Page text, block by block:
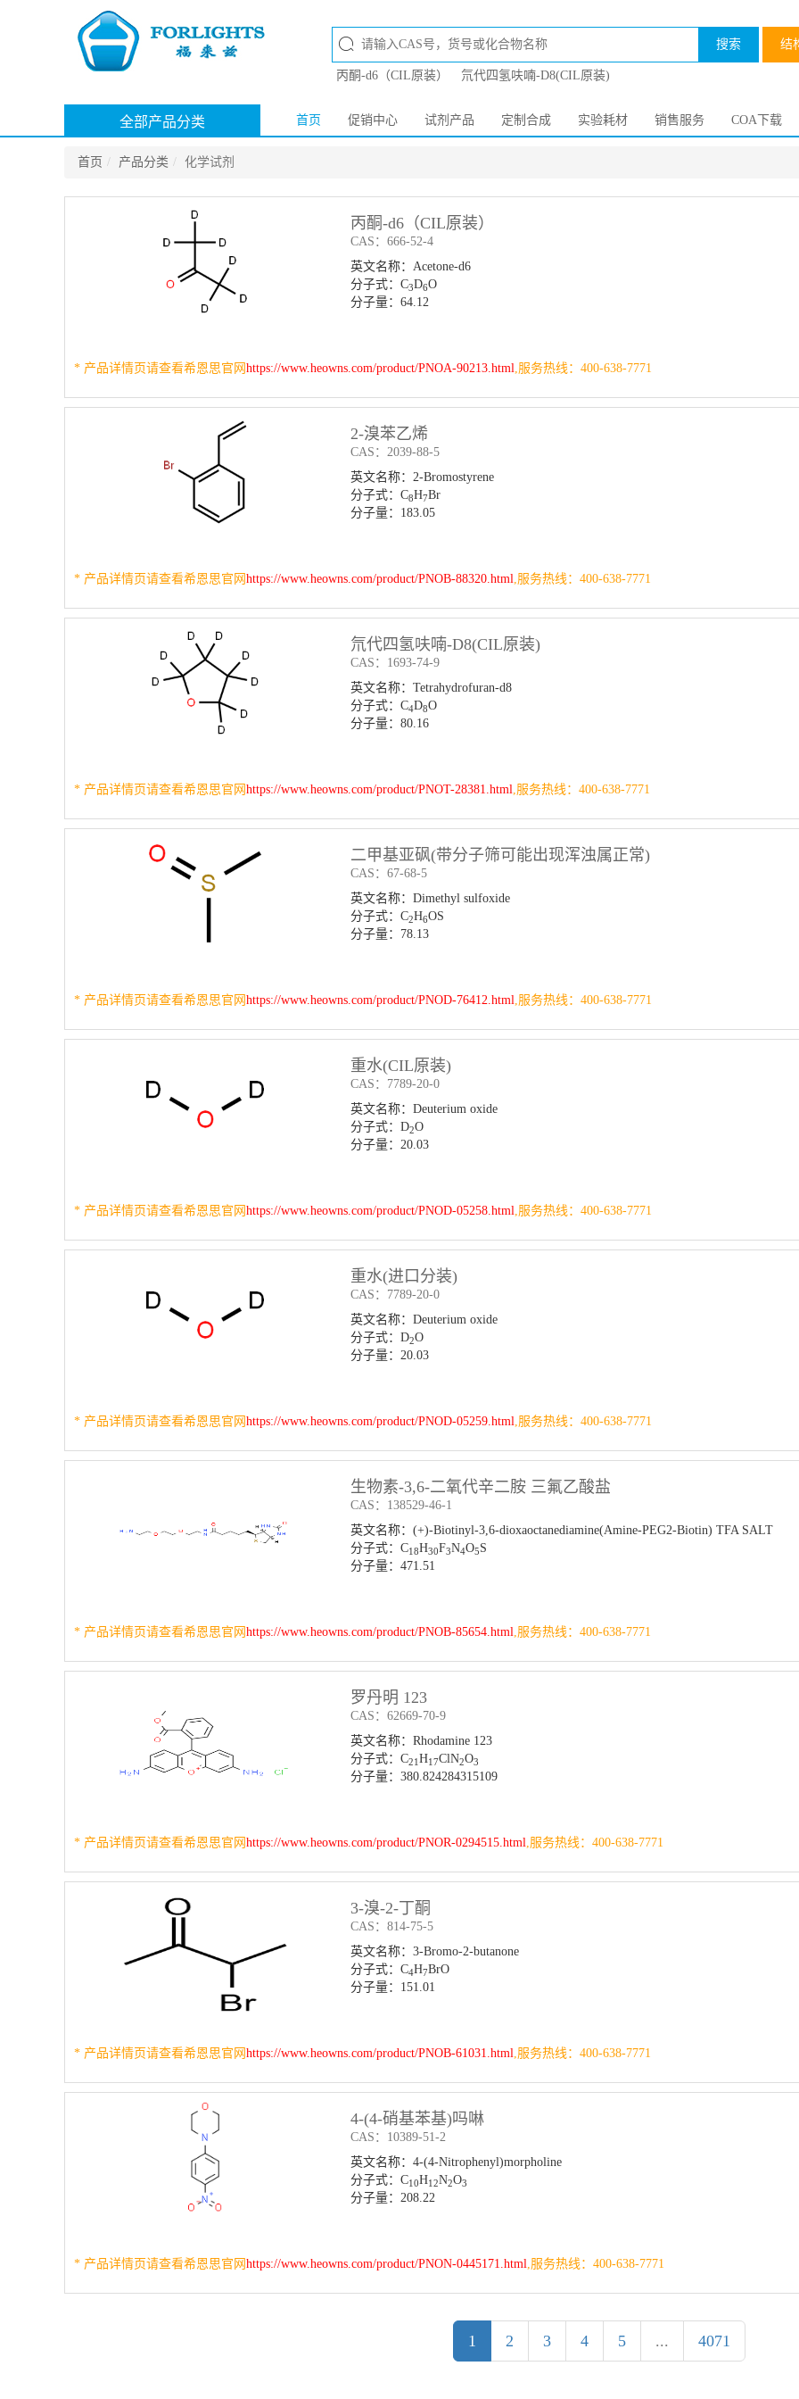
搜索 结
丙酮-d6（CIL原装） 氘代四氢呋喃-D8(CIL原装)
全部产品分类 首页 促销中心 试剂产品 定制合成 实验耗材 销售服务 COA下载
首页 产品分类 化学试剂
丙酮-d6（CIL原装）
CAS：666-52-4
英文名称：Acetone-d6
分子式：C3D6O
分子量：64.12
* 产品详情页请查看希恩思官网 https://www.heowns.com/product/PNOA-90213.html,服务热线：400-638-7771
2-溴苯乙烯
CAS：2039-88-5
英文名称：2-Bromostyrene
分子式：C8H7Br
分子量：183.05
* 产品详情页请查看希恩思官网 https://www.heowns.com/product/PNOB-88320.html,服务热线：400-638-7771
氘代四氢呋喃-D8(CIL原装)
CAS：1693-74-9
英文名称：Tetrahydrofuran-d8
分子式：C4D8O
分子量：80.16
* 产品详情页请查看希恩思官网 https://www.heowns.com/product/PNOT-28381.html,服务热线：400-638-7771
二甲基亚砜(带分子筛可能出现浑浊属正常)
CAS：67-68-5
英文名称：Dimethyl sulfoxide
分子式：C2H6OS
分子量：78.13
* 产品详情页请查看希恩思官网 https://www.heowns.com/product/PNOD-76412.html,服务热线：400-638-7771
重水(CIL原装)
CAS：7789-20-0
英文名称：Deuterium oxide
分子式：D2O
分子量：20.03
* 产品详情页请查看希恩思官网 https://www.heowns.com/product/PNOD-05258.html,服务热线：400-638-7771
重水(进口分装)
CAS：7789-20-0
英文名称：Deuterium oxide
分子式：D2O
分子量：20.03
* 产品详情页请查看希恩思官网 https://www.heowns.com/product/PNOD-05259.html,服务热线：400-638-7771
生物素-3,6-二氧代辛二胺 三氟乙酸盐
CAS：138529-46-1
英文名称：(+)-Biotinyl-3,6-dioxaoctanediamine(Amine-PEG2-Biotin) TFA SALT
分子式：C18H30F3N4O5S
分子量：471.51
* 产品详情页请查看希恩思官网 https://www.heowns.com/product/PNOB-85654.html,服务热线：400-638-7771
罗丹明 123
CAS：62669-70-9
英文名称：Rhodamine 123
分子式：C21 H17ClN2O3
分子量：380.824284315109
* 产品详情页请查看希恩思官网 https://www.heowns.com/product/PNOR-0294515.html,服务热线：400-638-7771
3-溴-2-丁酮
CAS：814-75-5
英文名称：3-Bromo-2-butanone
分子式：C4H7BrO
分子量：151.01
* 产品详情页请查看希恩思官网 https://www.heowns.com/product/PNOB-61031.html,服务热线：400-638-7771
4-(4-硝基苯基)吗啉
CAS：10389-51-2
英文名称：4-(4-Nitrophenyl)morpholine
分子式：C10H12N2O3
分子量：208.22
* 产品详情页请查看希恩思官网 https://www.heowns.com/product/PNON-0445171.html,服务热线：400-638-7771
1 2 3 4 5 ... 4071